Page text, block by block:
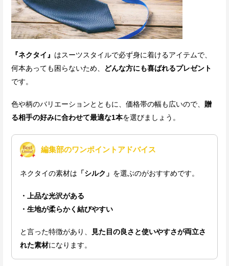
『ネクタイ』 はスーツスタイルで必ず身に着けるアイテムで、
何本あっても困らないため、
どんな方にも喜ばれるプレゼント
です。
色や柄のバリエーションとともに、価格帯の幅も広いので、 贈
る相手の好みに合わせて最適な1本を選びましょう。
編集部のワンポイントアドバイス
ネクタイの素材は 「シルク」 を選ぶのがおすすめです。
・上品な光沢がある
・生地が柔らかく結びやすい
と言った特徴があり、
見た目の良さと使いやすさが両立さ
れた素材になります。